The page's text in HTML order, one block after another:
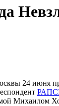
24 июня
Михаилом